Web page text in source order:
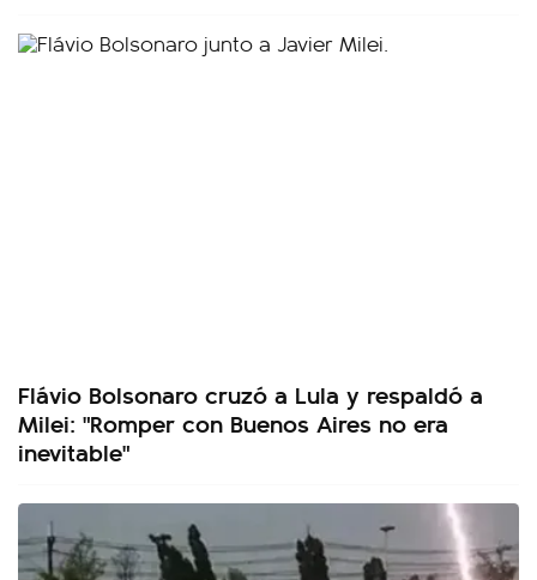
Flávio Bolsonaro cruzó a Lula y respaldó a
Milei: "Romper con Buenos Aires no era
inevitable"